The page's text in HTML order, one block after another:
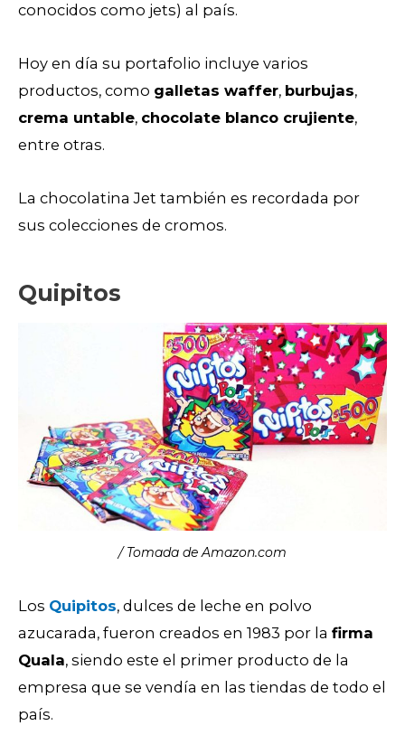
conocidos como jets) al país.
Hoy en día su portafolio incluye varios
productos, como galletas waffer, burbujas,
crema untable, chocolate blanco crujiente,
entre otras.
La chocolatina Jet también es recordada por
sus colecciones de cromos.
Quipitos
/ Tomada de Amazon.com
Los Quipitos, dulces de leche en polvo
azucarada, fueron creados en 1983 por la firma
Quala, siendo este el primer producto de la
empresa que se vendía en las tiendas de todo el
país.